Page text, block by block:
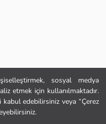
sosyal medya
etmek için kullanılmaktadır.
edebilirsiniz veya “Çerez